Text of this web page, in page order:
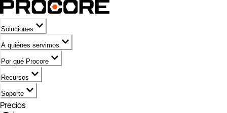
Soluciones
A quiénes servimos
Por qué Procore
Recursos
Soporte
Precios